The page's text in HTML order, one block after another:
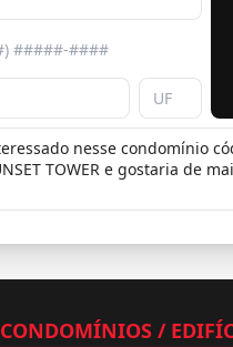
CONDOMÍNIOS /